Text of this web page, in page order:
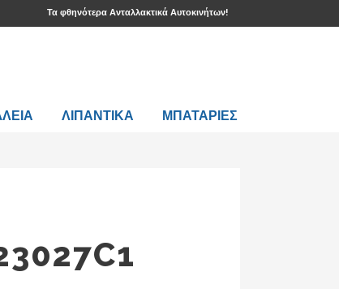
Τα φθηνότερα Ανταλλακτικά Αυτοκινήτων!
ΛΙΠΑΝΤΙΚΑ ΜΠΑΤΑΡΙΕΣ